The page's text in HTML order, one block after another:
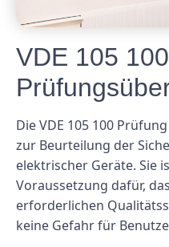
VDE 105 100
Die VDE 105 100
zur Beurteilung der
elektrischer Geräte. Sie
Voraussetzung dafür,
erforderlichen
keine Gefahr für